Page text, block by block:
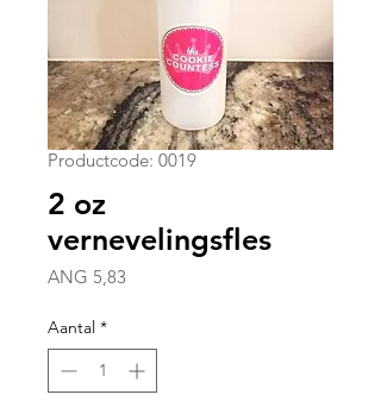
Productcode: 0019
2 oz
vernevelingsfles
ANG 5,83
Aantal *